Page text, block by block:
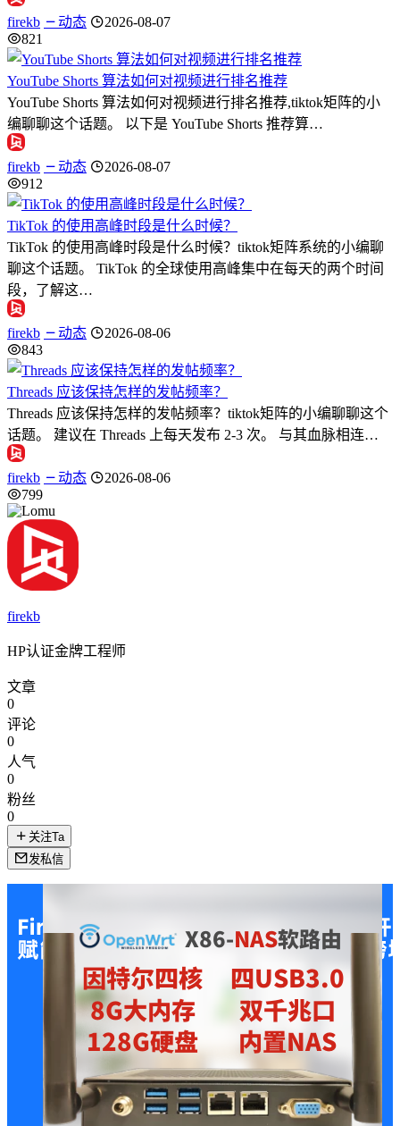
firekb 动态
2026-08-07
821
YouTube Shorts 算法如何对视频进行排名推荐
YouTube Shorts 算法如何对视频进行排名推荐,tiktok矩阵的小
编聊聊这个话题。 以下是 YouTube Shorts 推荐算…
firekb 动态
2026-08-07
912
TikTok 的使用高峰时段是什么时候？
TikTok 的使用高峰时段是什么时候？tiktok矩阵系统的小编聊
聊这个话题。 TikTok 的全球使用高峰集中在每天的两个时间
段，了解这…
firekb 动态
2026-08-06
843
Threads 应该保持怎样的发帖频率？
Threads 应该保持怎样的发帖频率？tiktok矩阵的小编聊聊这个
话题。 建议在 Threads 上每天发布 2-3 次。 与其血脉相连…
firekb 动态
2026-08-06
799
firekb
HP认证金牌工程师
文章
0
评论
0
人气
0
粉丝
0
关注Ta
发私信